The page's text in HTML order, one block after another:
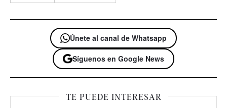
Únete al canal de Whatsapp
Síguenos en Google News
TE PUEDE INTERESAR